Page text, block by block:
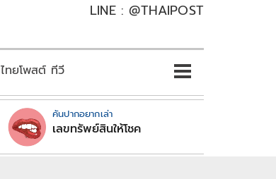
LINE : @THAIPOST
ไทยโพสต์ ทีวี
คันปากอยากเล่า
เลขทรัพย์สินให้โชค